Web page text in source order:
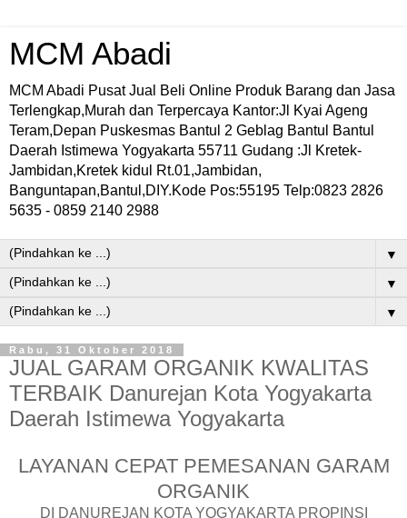
MCM Abadi
MCM Abadi Pusat Jual Beli Online Produk Barang dan Jasa
Terlengkap,Murah dan Terpercaya Kantor:Jl Kyai Ageng
Teram,Depan Puskesmas Bantul 2 Geblag Bantul Bantul
Daerah Istimewa Yogyakarta 55711 Gudang :Jl Kretek-
Jambidan,Kretek kidul Rt.01,Jambidan,
Banguntapan,Bantul,DIY.Kode Pos:55195 Telp:0823 2826
5635 - 0859 2140 2988
▼
▼
▼
Rabu, 31 Oktober 2018
JUAL GARAM ORGANIK KWALITAS
TERBAIK Danurejan Kota Yogyakarta
Daerah Istimewa Yogyakarta
LAYANAN CEPAT PEMESANAN GARAM
ORGANIK
DI DANUREJAN KOTA YOGYAKARTA PROPINSI